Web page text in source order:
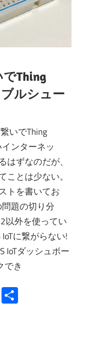
でThing
ルシュー
いでThing
ンターネッ
はずなのだが、
とは少ない。
トを書いてお
問題の切り分
以外を使ってい
に繋がらない!
IoTダッシュボー
でき
Line